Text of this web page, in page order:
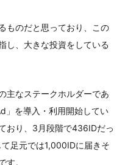
ものだと思っており、この
し、大きな投資をしている
主なステークホルダーであ
」を導入・利用開始してい
おり、3月段階で436IDだっ
足元では1,000IDに届きそ
す。